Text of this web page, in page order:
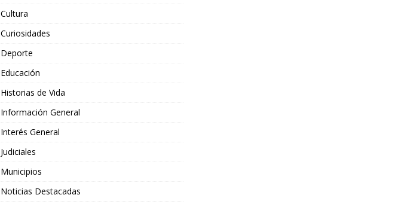
Cultura
Curiosidades
Deporte
Educación
Historias de Vida
Información General
Interés General
Judiciales
Municipios
Noticias Destacadas